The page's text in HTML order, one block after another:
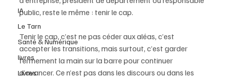
IA
Le Tarn
Santé & Numérique
livres
Livres
public, reste le même : tenir le cap.
Tenir le cap, c’est ne pas céder aux aléas, c’est
accepter les transitions, mais surtout, c’est garder
fermement la main sur la barre pour continuer
d’avancer. Ce n’est pas dans les discours ou dans les